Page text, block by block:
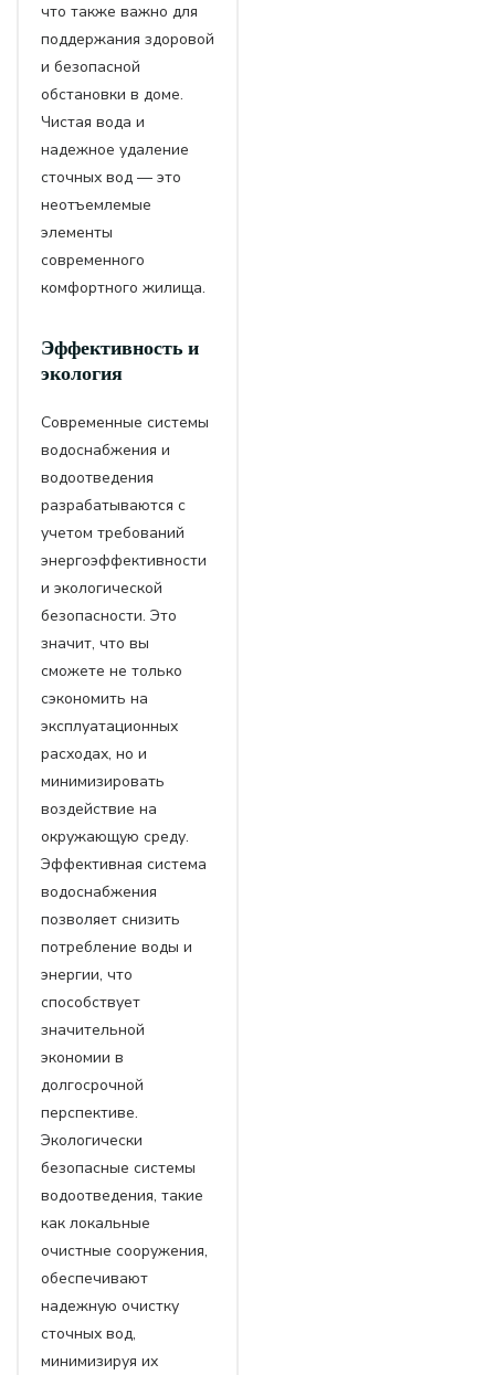
что также важно для
поддержания здоровой
и безопасной
обстановки в доме.
Чистая вода и
надежное удаление
сточных вод — это
неотъемлемые
элементы
современного
комфортного жилища.
Эффективность и
экология
Современные системы
водоснабжения и
водоотведения
разрабатываются с
учетом требований
энергоэффективности
и экологической
безопасности. Это
значит, что вы
сможете не только
сэкономить на
эксплуатационных
расходах, но и
минимизировать
воздействие на
окружающую среду.
Эффективная система
водоснабжения
позволяет снизить
потребление воды и
энергии, что
способствует
значительной
экономии в
долгосрочной
перспективе.
Экологически
безопасные системы
водоотведения, такие
как локальные
очистные сооружения,
обеспечивают
надежную очистку
сточных вод,
минимизируя их